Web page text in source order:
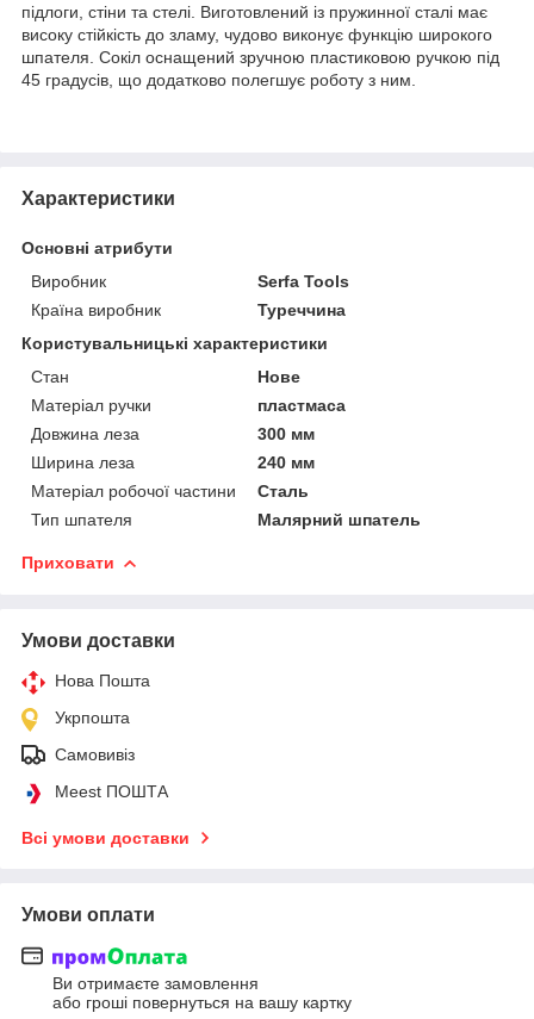
підлоги, стіни та стелі. Виготовлений із пружинної сталі має
високу стійкість до зламу, чудово виконує функцію широкого
шпателя. Сокіл оснащений зручною пластиковою ручкою під
45 градусів, що додатково полегшує роботу з ним.
Характеристики
Основні атрибути
Виробник
Serfa Tools
Країна виробник
Туреччина
Користувальницькі характеристики
Стан
Нове
Матеріал ручки
пластмаса
Довжина леза
300 мм
Ширина леза
240 мм
Матеріал робочої частини
Сталь
Тип шпателя
Малярний шпатель
Приховати
Умови доставки
Нова Пошта
Укрпошта
Самовивіз
Meest ПОШТА
Всі умови доставки
Умови оплати
Ви отримаєте замовлення
або гроші повернуться на вашу картку